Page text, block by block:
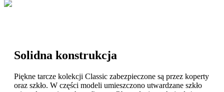
Solidna konstrukcja
Piękne tarcze kolekcji Classic zabezpieczone są przez koperty
oraz szkło. W części modeli umieszczono utwardzane szkło